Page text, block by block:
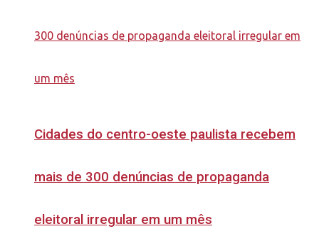
Cidades do centro-oeste paulista recebem
mais de 300 denúncias de propaganda
eleitoral irregular em um mês